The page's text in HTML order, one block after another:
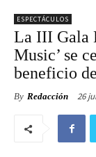
ESPECTÁCULOS
La III Gala
Music’ se
beneficio
By Redacción 26